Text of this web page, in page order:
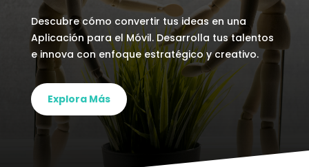
Descubre cómo convertir tus ideas en una
Aplicación para el Móvil. Desarrolla tus talentos
e innova con enfoque estratégico y creativo.
Explora Más